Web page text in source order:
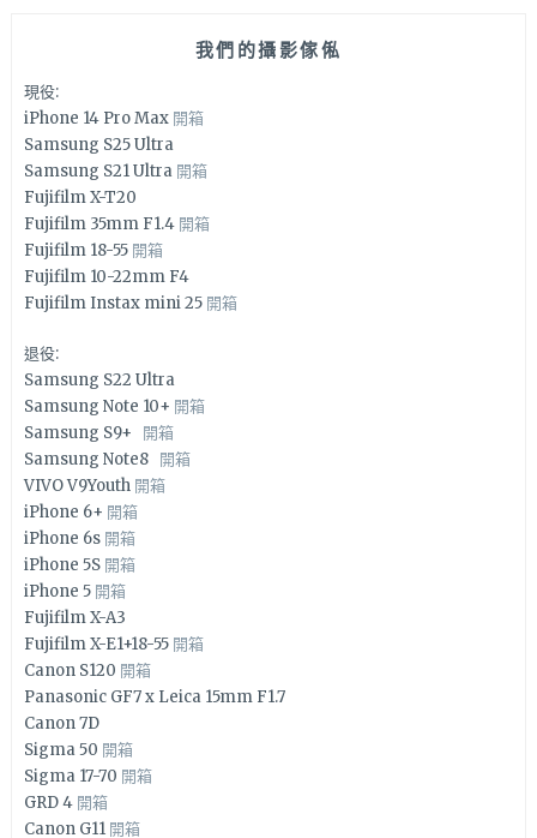
我們的攝影傢俬
現役:
iPhone 14 Pro Max 開箱
Samsung S25 Ultra
Samsung S21 Ultra 開箱
Fujifilm X-T20
Fujifilm 35mm F1.4 開箱
Fujifilm 18-55 開箱
Fujifilm 10-22mm F4
Fujifilm Instax mini 25 開箱
退役:
Samsung S22 Ultra
Samsung Note 10+ 開箱
Samsung S9+ 開箱
Samsung Note8 開箱
VIVO V9Youth 開箱
iPhone 6+ 開箱
iPhone 6s 開箱
iPhone 5S 開箱
iPhone 5 開箱
Fujifilm X-A3
Fujifilm X-E1+18-55 開箱
Canon S120 開箱
Panasonic GF7 x Leica 15mm F1.7
Canon 7D
Sigma 50 開箱
Sigma 17-70 開箱
GRD 4 開箱
Canon G11 開箱